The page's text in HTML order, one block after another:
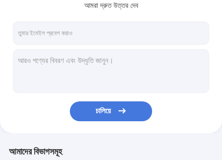
আমরা দ্রুত উত্তর দেব
চালিয়ে
আমাদের বিভাগসমূহ